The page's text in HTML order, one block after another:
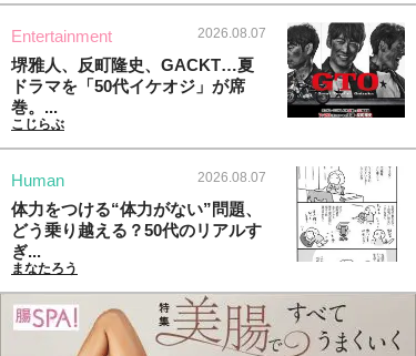
Entertainment 2026.08.07
堺雅人、反町隆史、GACKT…夏
ドラマを「50代イケオジ」が席
巻。...
こじらぶ
Human 2026.08.07
体力をつける“体力がない”問題、
どう乗り越える？50代のリアルす
ぎ...
まなたろう